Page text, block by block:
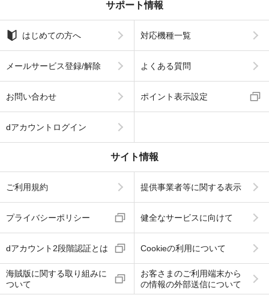
サポート情報
はじめての方へ 対応機種一覧
メールサービス登録/解除 よくある質問
お問い合わせ ポイント表示設定
dアカウントログイン
サイト情報
ご利用規約 提供事業者等に関する表示
プライバシーポリシー 健全なサービスに向けて
dアカウント2段階認証とは Cookieの利用について
海賊版に関する取り組みに
ついて
お客さまのご利用端末から
の情報の外部送信について